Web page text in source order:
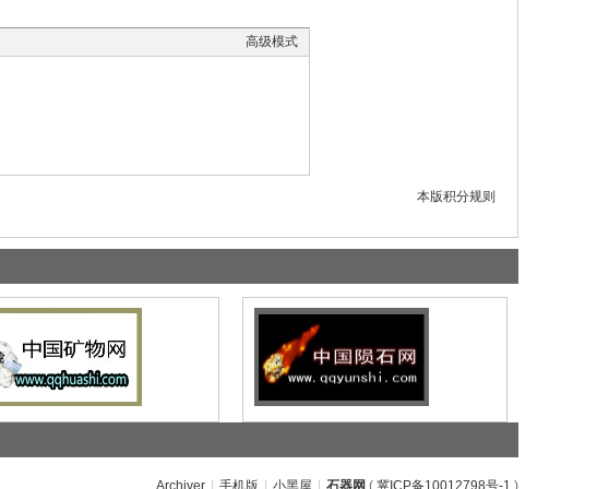
高级模式
本版积分规则
Archiver 手机版 小黑屋 石器网 ( 冀ICP备10012798号-1 )